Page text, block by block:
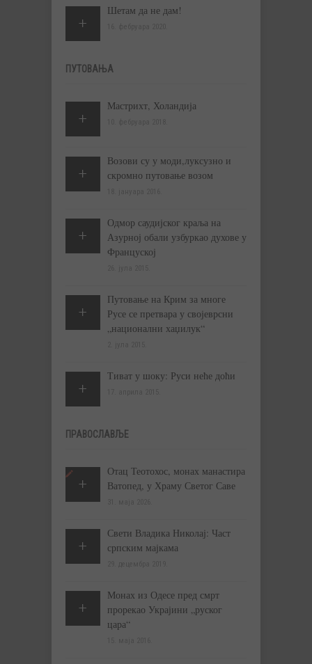
Шетам да не дам!
ПУТОВАЊА
Мастрихт, Холандија
Возови су у моди,луксузно и
скромно путовање возом
Одмор саудијског краља на
Азурној обали узбуркао духове у
Француској
Путовање на Крим за многе
Русе се претвара у својеврсни
„национални хаџилук“
Тиват у шоку: Руси неће доћи
ПРАВОСЛАВЉЕ
Отац Теотохос, монах манастира
Ватопед, у Храму Светог Саве
Свети Владика Николај: Част
српским мајкама
Монах из Одесе пред смрт
прорекао Украјини „руског
цара“